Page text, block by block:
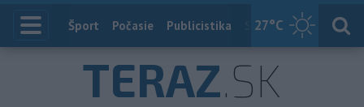
27°C
Index
Šport Počasie Publicistika Slovensko
TERAZ.SK